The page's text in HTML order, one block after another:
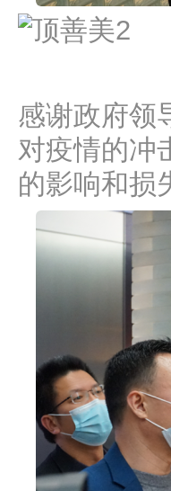
感谢政府领
对疫情的冲
的影响和损